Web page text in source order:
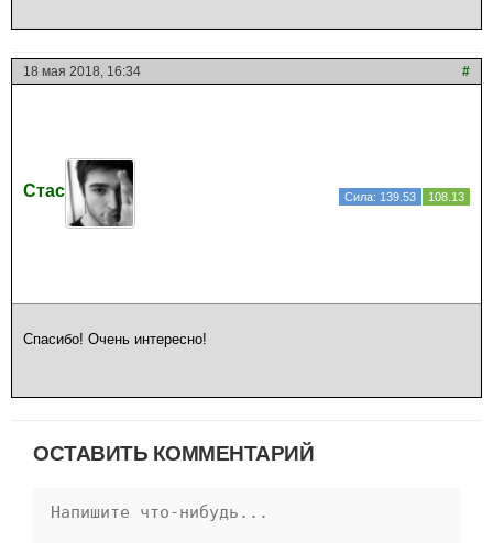
18 мая 2018, 16:34 #
Стас Сила: 139.53 108.13
Спасибо! Очень интересно!
ОСТАВИТЬ КОММЕНТАРИЙ